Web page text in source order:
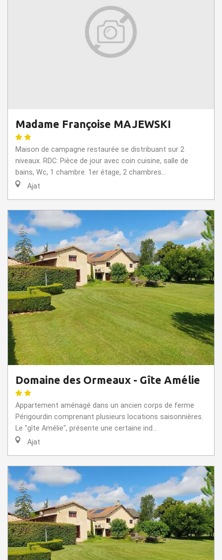
Madame Françoise MAJEWSKI
Maison de campagne restaurée se distribuant sur 2
niveaux. RDC: Pièce de jour avec coin cuisine, salle de
bains, Wc, 1 chambre. 1er étage, 2 chambres...
Ajat
Domaine des Ormeaux - Gîte Amélie
Appartement aménagé dans un ancien corps de ferme
Périgourdin comprenant plusieurs locations saisonnières.
Le "gîte Amélie", présente une certaine ind...
Ajat